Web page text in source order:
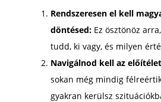
Rendszeresen el kell
döntésed: Ez ösztönöz
tudd, ki vagy, és milyen
Navigálnod kell az
sokan még mindig
gyakran kerülsz